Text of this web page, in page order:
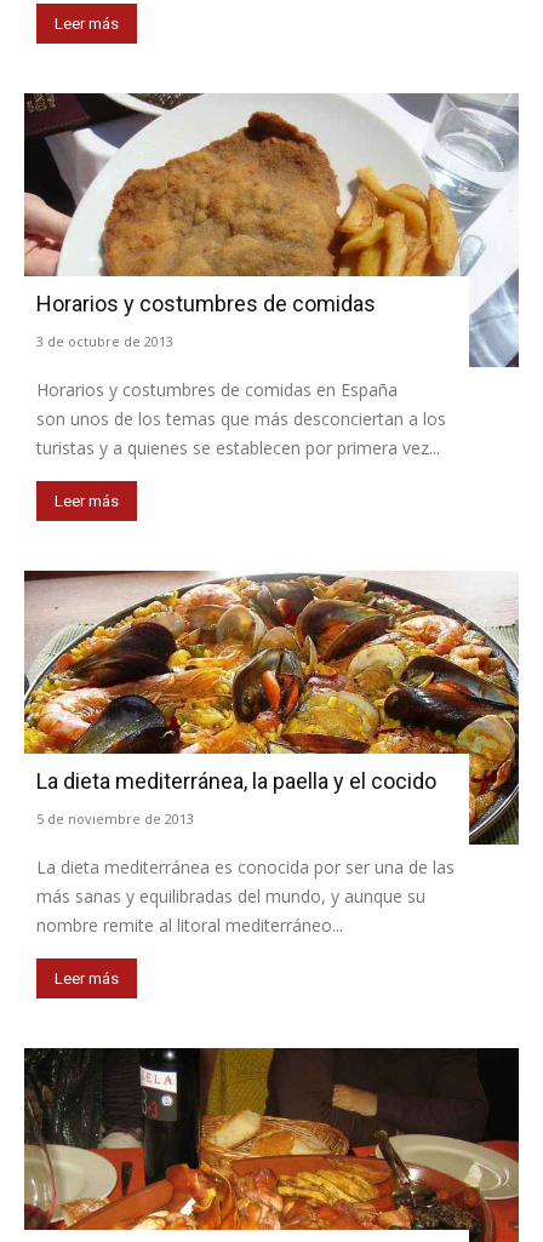
Leer más
Horarios y costumbres de comidas
3 de octubre de 2013
Horarios y costumbres de comidas en España
son unos de los temas que más desconciertan a los
turistas y a quienes se establecen por primera vez...
Leer más
La dieta mediterránea, la paella y el cocido
5 de noviembre de 2013
La dieta mediterránea es conocida por ser una de las
más sanas y equilibradas del mundo, y aunque su
nombre remite al litoral mediterráneo...
Leer más